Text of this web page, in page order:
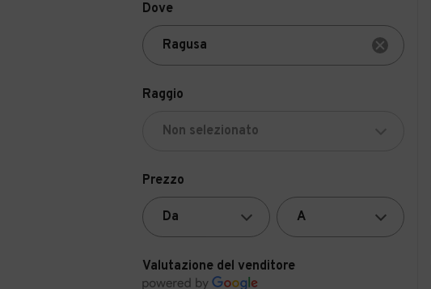
Dove
Raggio
Prezzo
Valutazione del venditore